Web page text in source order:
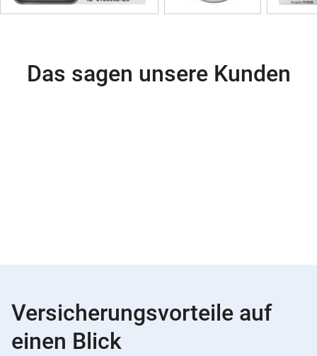
Das sagen unsere Kunden
Versicherungsvorteile auf
einen Blick